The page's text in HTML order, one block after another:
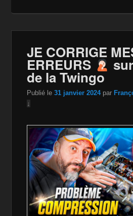
JE CORRIGE
ERREURS
de la Twingo
Publié le31 janvier 2024 par
↓